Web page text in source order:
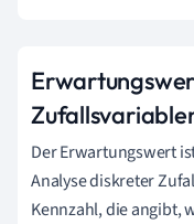
Der Erwartungswert
Analyse diskreter
Kennzahl, die angibt,